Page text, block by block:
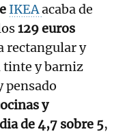
IKEAacaba de
129 euros
rectangular y
tinte y barniz
pensado
y
de 4,7 sobre 5,